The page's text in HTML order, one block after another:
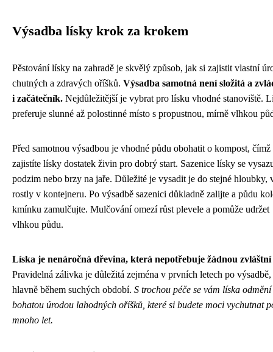
Výsadba lísky krok za krokem
Pěstování lísky na zahradě je skvělý způsob, jak si zajistit vlastní
chutných a zdravých oříšků. Výsadba samotná není složitá a
i začátečník. Nejdůležitější je vybrat pro lísku vhodné stanoviště.
preferuje slunné až polostinné místo s propustnou, mírně vlhkou
Před samotnou výsadbou je vhodné půdu obohatit o kompost, čímž
zajistíte lísky dostatek živin pro dobrý start. Sazenice lísky se
podzim nebo brzy na jaře. Důležité je vysadit je do stejné hloubky,
rostly v kontejneru. Po výsadbě sazenici důkladně zalijte a půdu
kmínku zamulčujte. Mulčování omezí růst plevele a pomůže udržet
vlhkou půdu.
Líska je nenáročná dřevina, která nepotřebuje žádnou zvláštní
Pravidelná zálivka je důležitá zejména v prvních letech po výsadbě,
hlavně během suchých období. S trochou péče se vám líska odmění
bohatou úrodou lahodných oříšků, které si budete moci vychutnat
mnoho let.